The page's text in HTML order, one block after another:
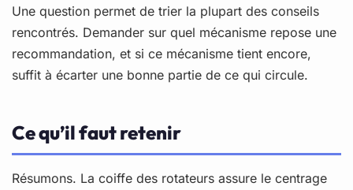
Une question permet de trier la plupart des conseils
rencontrés. Demander sur quel mécanisme repose une
recommandation, et si ce mécanisme tient encore,
suffit à écarter une bonne partie de ce qui circule.
Ce qu’il faut retenir
Résumons. La coiffe des rotateurs assure le centrage